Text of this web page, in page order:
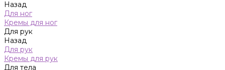
Назад
Для ног
Кремы для ног
Для рук
Назад
Для рук
Кремы для рук
Для тела